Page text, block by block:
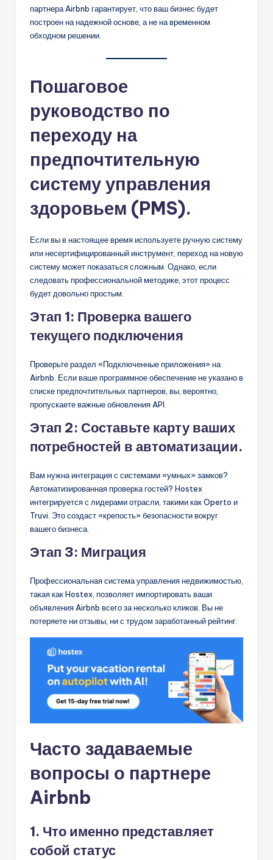
партнера Airbnb гарантирует, что ваш бизнес будет
построен на надежной основе, а не на временном
обходном решении.
Пошаговое
руководство по
переходу на
предпочтительную
систему управления
здоровьем (PMS).
Если вы в настоящее время используете ручную систему
или несертифицированный инструмент, переход на новую
систему может показаться сложным. Однако, если
следовать профессиональной методике, этот процесс
будет довольно простым.
Этап 1: Проверка вашего
текущего подключения
Проверьте раздел «Подключенные приложения» на
Airbnb. Если ваше программное обеспечение не указано в
списке предпочтительных партнеров, вы, вероятно,
пропускаете важные обновления API.
Этап 2: Составьте карту ваших
потребностей в автоматизации.
Вам нужна интеграция с системами «умных» замков?
Автоматизированная проверка гостей? Hostex
интегрируется с лидерами отрасли, такими как Operto и
Truvi. Это создаст «крепость» безопасности вокруг
вашего бизнеса.
Этап 3: Миграция
Профессиональная система управления недвижимостью,
такая как Hostex, позволяет импортировать ваши
объявления Airbnb всего за несколько кликов. Вы не
потеряете ни отзывы, ни с трудом заработанный рейтинг.
Часто задаваемые
вопросы о партнере
Airbnb
1. Что именно представляет
собой статус